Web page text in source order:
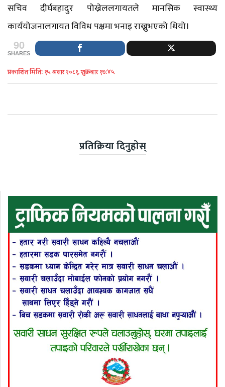
सचिव दीर्घबहादुर पोख्रेललगायतले मानसिक स्वास्थ्य
कार्ययोजनालगायत विविध पक्षमा भनाइ राख्नुभएको थियो।
90
SHARES
प्रकाशित मिति: १५ असार २०८१, शुक्रबार १७:४५
प्रतिक्रिया दिनुहोस्